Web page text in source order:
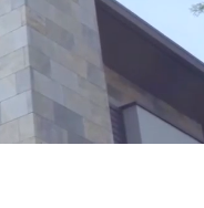
）